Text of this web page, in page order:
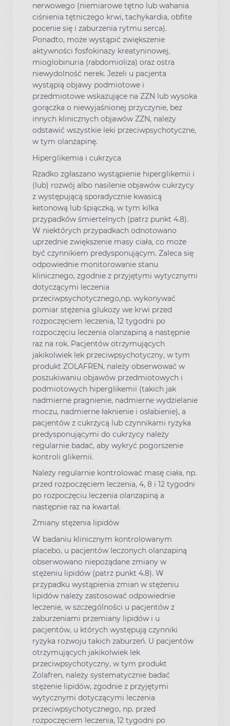
nerwowego (niemiarowe tętno lub wahania
ciśnienia tętniczego krwi, tachykardia, obfite
pocenie się i zaburzenia rytmu serca).
Ponadto, może wystąpić zwiększenie
aktywności fosfokinazy kreatyninowej,
mioglobinuria (rabdomioliza) oraz ostra
niewydolność nerek. Jeżeli u pacjenta
wystąpią objawy podmiotowe i
przedmiotowe wskazujące na ZZN lub wysoka
gorączka o niewyjaśnionej przyczynie, bez
innych klinicznych objawów ZZN, należy
odstawić wszystkie leki przeciwpsychotyczne,
w tym olanzapinę.
Hiperglikemia i cukrzyca
Rzadko zgłaszano wystąpienie hiperglikemii i
(lub) rozwój albo nasilenie objawów cukrzycy
z występującą sporadycznie kwasicą
ketonową lub śpiączką, w tym kilka
przypadków śmiertelnych (patrz punkt 4.8).
W niektórych przypadkach odnotowano
uprzednie zwiększenie masy ciała, co może
być czynnikiem predysponującym. Zaleca się
odpowiednie monitorowanie stanu
klinicznego, zgodnie z przyjętymi wytycznymi
dotyczącymi leczenia
przeciwpsychotycznego,np. wykonywać
pomiar stężenia glukozy we krwi przed
rozpoczęciem leczenia, 12 tygodni po
rozpoczęciu leczenia olanzapiną a następnie
raz na rok. Pacjentów otrzymujących
jakikolwiek lek przeciwpsychotyczny, w tym
produkt ZOLAFREN, należy obserwować w
poszukiwaniu objawów przedmiotowych i
podmiotowych hiperglikemii (takich jak
nadmierne pragnienie, nadmierne wydzielanie
moczu, nadmierne łaknienie i osłabienie), a
pacjentów z cukrzycą lub czynnikami ryzyka
predysponującymi do cukrzycy należy
regularnie badać, aby wykryć pogorszenie
kontroli glikemii.
Należy regularnie kontrolować masę ciała, np.
przed rozpoczęciem leczenia, 4, 8 i 12 tygodni
po rozpoczęciu leczenia olanzapiną a
następnie raz na kwartał.
Zmiany stężenia lipidów
W badaniu klinicznym kontrolowanym
placebo, u pacjentów leczonych olanzapiną
obserwowano niepożądane zmiany w
stężeniu lipidów (patrz punkt 4.8). W
przypadku wystąpienia zmian w stężeniu
lipidów należy zastosować odpowiednie
leczenie, w szczególności u pacjentów z
zaburzeniami przemiany lipidów i u
pacjentów, u których występują czynniki
ryzyka rozwoju takich zaburzeń. U pacjentów
otrzymujących jakikolwiek lek
przeciwpsychotyczny, w tym produkt
Zolafren, należy systematycznie badać
stężenie lipidów, zgodnie z przyjętymi
wytycznymi dotyczącymi leczenia
przeciwpsychotycznego, np. przed
rozpoczęciem leczenia, 12 tygodni po